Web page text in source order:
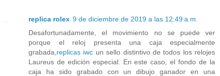
replica rolex 9 de diciembre de 2019 a las 12:49 a.m.
Desafortunadamente, el movimiento no se puede ver
porque el reloj presenta una caja especialmente
grabada, replicas iwc un sello distintivo de todos los relojes
Laureus de edición especial. En este caso, el fondo de la
caja ha sido grabado con un dibujo ganador en una